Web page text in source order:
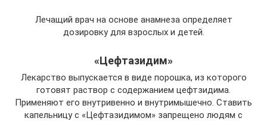
Лечащий врач на основе анамнеза определяет
дозировку для взрослых и детей.
«Цефтазидим»
Лекарство выпускается в виде порошка, из которого
готовят раствор с содержанием цефтзидима.
Применяют его внутривенно и внутримышечно. Ставить
капельницу с «Цефтазидимом» запрещено людям с